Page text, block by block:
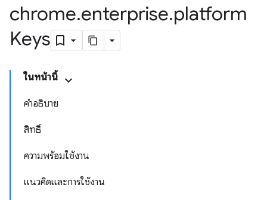
chrome.enterprise.platform
Keys
ในหน้านี้
คำอธิบาย
สิทธิ์
ความพร้อมใช้งาน
แนวคิดและการใช้งาน